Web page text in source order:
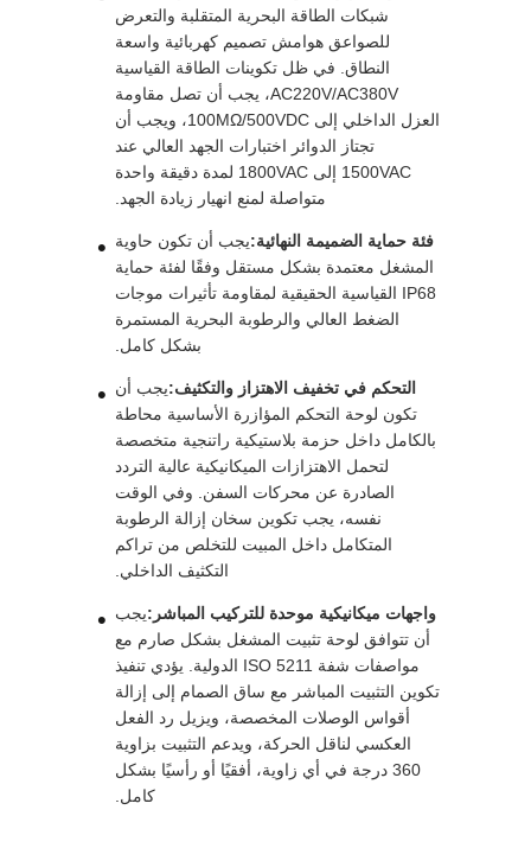
شبكات الطاقة البحرية المتقلبة والتعرض
للصواعق هوامش تصميم كهربائية واسعة
النطاق. في ظل تكوينات الطاقة القياسية
AC220V/AC380V، يجب أن تصل مقاومة
العزل الداخلي إلى 100MΩ/500VDC، ويجب أن
تجتاز الدوائر اختبارات الجهد العالي عند
1500VAC إلى 1800VAC لمدة دقيقة واحدة
متواصلة لمنع انهيار زيادة الجهد.
فئة حماية الضميمة النهائية:يجب أن تكون حاوية
المشغل معتمدة بشكل مستقل وفقًا لفئة حماية
IP68 القياسية الحقيقية لمقاومة تأثيرات موجات
الضغط العالي والرطوبة البحرية المستمرة
بشكل كامل.
التحكم في تخفيف الاهتزاز والتكثيف:يجب أن
تكون لوحة التحكم المؤازرة الأساسية محاطة
بالكامل داخل حزمة بلاستيكية راتنجية متخصصة
لتحمل الاهتزازات الميكانيكية عالية التردد
الصادرة عن محركات السفن. وفي الوقت
نفسه، يجب تكوين سخان إزالة الرطوبة
المتكامل داخل المبيت للتخلص من تراكم
التكثيف الداخلي.
واجهات ميكانيكية موحدة للتركيب المباشر:يجب
أن تتوافق لوحة تثبيت المشغل بشكل صارم مع
مواصفات شفة ISO 5211 الدولية. يؤدي تنفيذ
تكوين التثبيت المباشر مع ساق الصمام إلى إزالة
أقواس الوصلات المخصصة، ويزيل رد الفعل
العكسي لناقل الحركة، ويدعم التثبيت بزاوية
360 درجة في أي زاوية، أفقيًا أو رأسيًا بشكل
كامل.